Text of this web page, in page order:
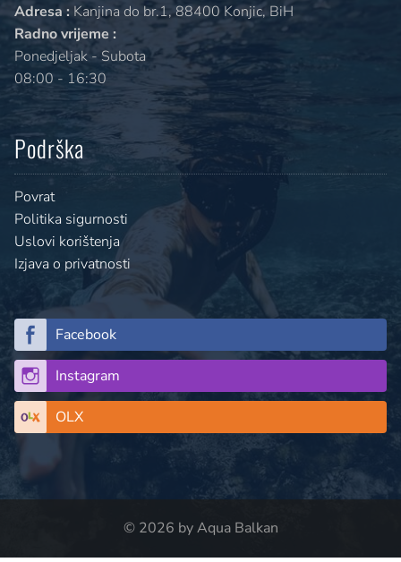
Adresa : Kanjina do br.1, 88400 Konjic, BiH
Radno vrijeme :
Ponedjeljak - Subota
08:00 - 16:30
Podrška
Povrat
Politika sigurnosti
Uslovi korištenja
Izjava o privatnosti
Facebook
Instagram
OLX
© 2026 by Aqua Balkan